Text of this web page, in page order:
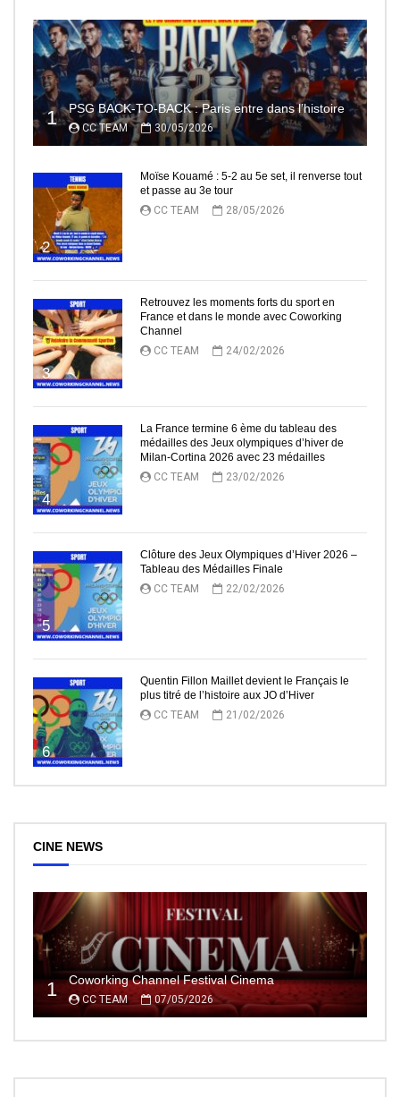
1 PSG BACK-TO-BACK : Paris entre dans l’histoire
CC TEAM 30/05/2026
2
Moïse Kouamé : 5-2 au 5e set, il renverse tout
et passe au 3e tour
CC TEAM
28/05/2026
3
Retrouvez les moments forts du sport en
France et dans le monde avec Coworking
Channel
CC TEAM
24/02/2026
4
La France termine 6 ème du tableau des
médailles des Jeux olympiques d’hiver de
Milan-Cortina 2026 avec 23 médailles
CC TEAM
23/02/2026
5
Clôture des Jeux Olympiques d’Hiver 2026 –
Tableau des Médailles Finale
CC TEAM
22/02/2026
6
Quentin Fillon Maillet devient le Français le
plus titré de l’histoire aux JO d’Hiver
CC TEAM
21/02/2026
CINE NEWS
1 Coworking Channel Festival Cinema
CC TEAM 07/05/2026